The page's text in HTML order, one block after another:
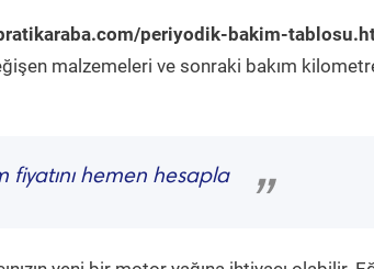
periyodik-bakim-
malzemeleri ve sonraki bakım
fiyatını hemen hesapla
”